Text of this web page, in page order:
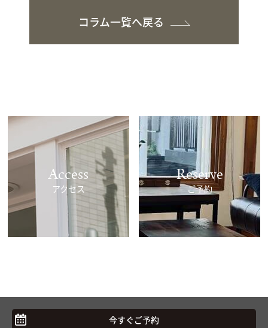
コラム一覧へ戻る
Access
アクセス
Reserve
ご予約
今すぐご予約